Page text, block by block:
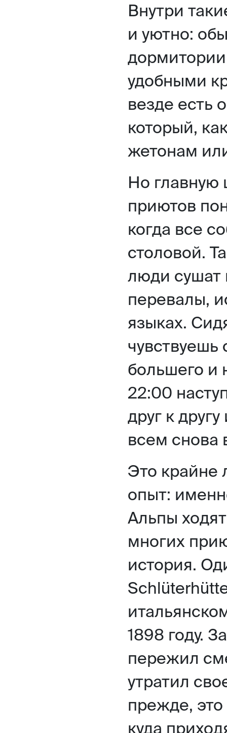
Внутри
и уютно:
удобными
везде есть
который,
жетонам
Но главную
приютов
когда все
столовой.
люди сушат
перевалы,
языках.
чувствуешь
большего и
22:00
друг к
всем снова
Это крайне
опыт:
Альпы
многих
история.
1898 году.
пережил
утратил
прежде, это
куда